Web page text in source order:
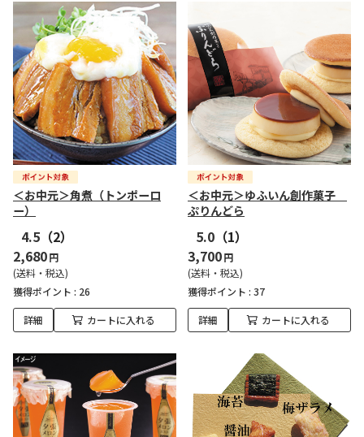
＜お中元＞角煮（トンポーロ
ー）
4.5 （2）
2,680円
(送料・税込)
獲得ポイント : 26
詳細 カートに入れる
＜お中元＞ゆふいん創作菓子
ぷりんどら
5.0 （1）
3,700円
(送料・税込)
獲得ポイント : 37
詳細 カートに入れる